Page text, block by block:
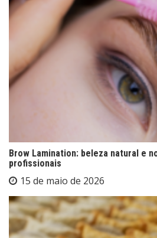
Brow Lamination: beleza natural e
profissionais
15 de maio de 2026